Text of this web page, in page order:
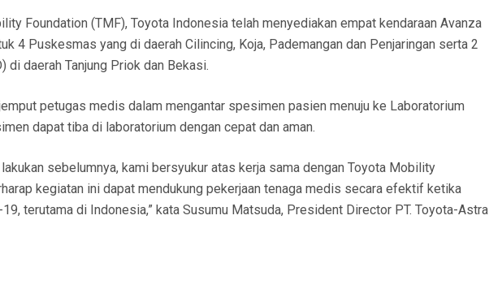
Foundation (TMF), Toyota Indonesia telah menyediakan empat kendaraan Avanza
4 Puskesmas yang di daerah Cilincing, Koja, Pademangan dan Penjaringan serta 2
di daerah Tanjung Priok dan Bekasi.
petugas medis dalam mengantar spesimen pasien menuju ke Laboratorium
dapat tiba di laboratorium dengan cepat dan aman.
sebelumnya, kami bersyukur atas kerja sama dengan Toyota Mobility
kegiatan ini dapat mendukung pekerjaan tenaga medis secara efektif ketika
terutama di Indonesia,” kata Susumu Matsuda, President Director PT. Toyota-Astra